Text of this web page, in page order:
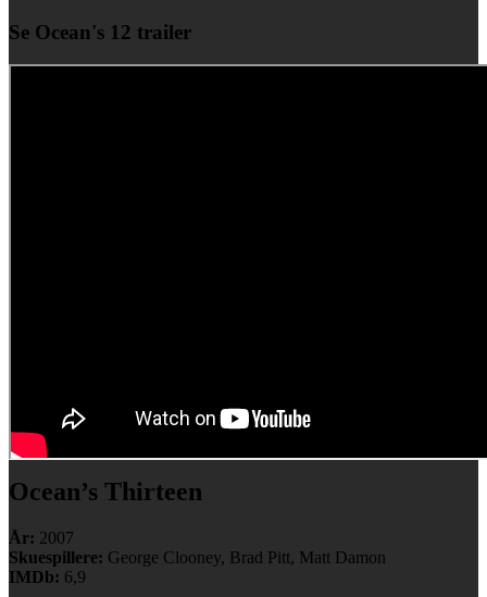
Se Ocean's 12 trailer
Ocean’s Thirteen
År: 2007
Skuespillere: George Clooney, Brad Pitt, Matt Damon
IMDb: 6,9